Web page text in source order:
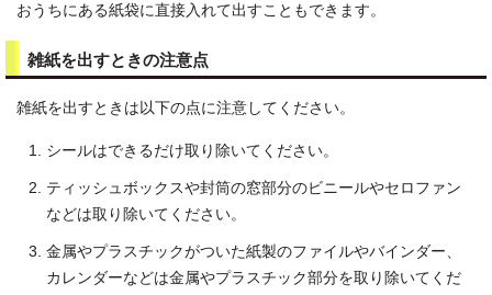
おうちにある紙袋に直接入れて出すこともできます。
雑紙を出すときの注意点
雑紙を出すときは以下の点に注意してください。
シールはできるだけ取り除いてください。
ティッシュボックスや封筒の窓部分のビニールやセロファン
などは取り除いてください。
金属やプラスチックがついた紙製のファイルやバインダー、
カレンダーなどは金属やプラスチック部分を取り除いてくだ